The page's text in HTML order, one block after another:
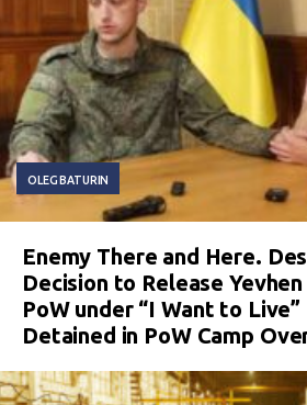
OLEG BATURIN
Enemy There and Here.
Decision to Release
PoW under “I Want to
Detained in PoW Camp